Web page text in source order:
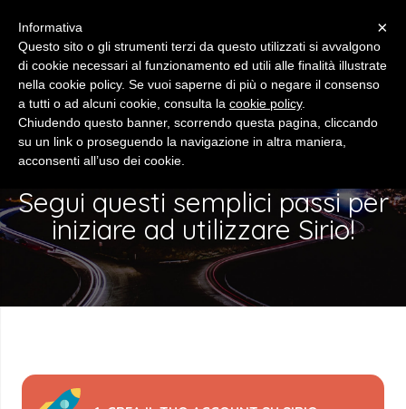
COME INIZIARE
Segui questi semplici passi per
iniziare ad utilizzare Sirio!
×
Informativa
Questo sito o gli strumenti terzi da questo utilizzati si avvalgono
di cookie necessari al funzionamento ed utili alle finalità illustrate
nella cookie policy. Se vuoi saperne di più o negare il consenso
a tutti o ad alcuni cookie, consulta la cookie policy.
Chiudendo questo banner, scorrendo questa pagina, cliccando
su un link o proseguendo la navigazione in altra maniera,
acconsenti all’uso dei cookie.